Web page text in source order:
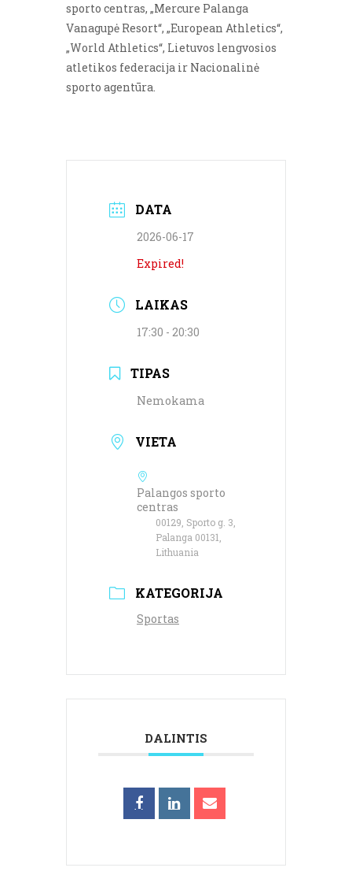
sporto centras, „Mercure Palanga
Vanagupė Resort“, „European Athletics“,
„World Athletics“, Lietuvos lengvosios
atletikos federacija ir Nacionalinė
sporto agentūra.
DATA
2026-06-17
Expired!
LAIKAS
17:30 - 20:30
TIPAS
Nemokama
VIETA
Palangos sporto
centras
00129, Sporto g. 3,
Palanga 00131,
Lithuania
KATEGORIJA
Sportas
DALINTIS